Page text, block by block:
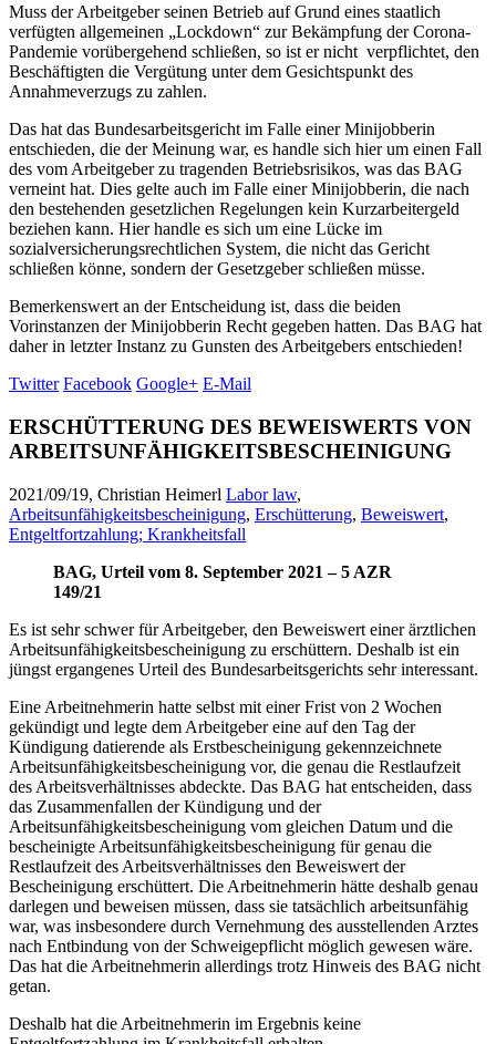
Muss der Arbeitgeber seinen Betrieb auf Grund eines staatlich
verfügten allgemeinen „Lockdown“ zur Bekämpfung der Corona-
Pandemie vorübergehend schließen, so ist er nicht verpflichtet, den
Beschäftigten die Vergütung unter dem Gesichtspunkt des
Annahmeverzugs zu zahlen.
Das hat das Bundesarbeitsgericht im Falle einer Minijobberin
entschieden, die der Meinung war, es handle sich hier um einen Fall
des vom Arbeitgeber zu tragenden Betriebsrisikos, was das BAG
verneint hat. Dies gelte auch im Falle einer Minijobberin, die nach
den bestehenden gesetzlichen Regelungen kein Kurzarbeitergeld
beziehen kann. Hier handle es sich um eine Lücke im
sozialversicherungsrechtlichen System, die nicht das Gericht
schließen könne, sondern der Gesetzgeber schließen müsse.
Bemerkenswert an der Entscheidung ist, dass die beiden
Vorinstanzen der Minijobberin Recht gegeben hatten. Das BAG hat
daher in letzter Instanz zu Gunsten des Arbeitgebers entschieden!
Twitter Facebook Google+ E-Mail
ERSCHÜTTERUNG DES BEWEISWERTS VON
ARBEITSUNFÄHIGKEITSBESCHEINIGUNG
2021/09/19, Christian Heimerl Labor law,
Arbeitsunfähigkeitsbescheinigung, Erschütterung, Beweiswert,
Entgeltfortzahlung; Krankheitsfall
BAG, Urteil vom 8. September 2021 – 5 AZR
149/21
Es ist sehr schwer für Arbeitgeber, den Beweiswert einer ärztlichen
Arbeitsunfähigkeitsbescheinigung zu erschüttern. Deshalb ist ein
jüngst ergangenes Urteil des Bundesarbeitsgerichts sehr interessant.
Eine Arbeitnehmerin hatte selbst mit einer Frist von 2 Wochen
gekündigt und legte dem Arbeitgeber eine auf den Tag der
Kündigung datierende als Erstbescheinigung gekennzeichnete
Arbeitsunfähigkeitsbescheinigung vor, die genau die Restlaufzeit
des Arbeitsverhältnisses abdeckte. Das BAG hat entscheiden, dass
das Zusammenfallen der Kündigung und der
Arbeitsunfähigkeitsbescheinigung vom gleichen Datum und die
bescheinigte Arbeitsunfähigkeitsbescheinigung für genau die
Restlaufzeit des Arbeitsverhältnisses den Beweiswert der
Bescheinigung erschüttert. Die Arbeitnehmerin hätte deshalb genau
darlegen und beweisen müssen, dass sie tatsächlich arbeitsunfähig
war, was insbesondere durch Vernehmung des ausstellenden Arztes
nach Entbindung von der Schweigepflicht möglich gewesen wäre.
Das hat die Arbeitnehmerin allerdings trotz Hinweis des BAG nicht
getan.
Deshalb hat die Arbeitnehmerin im Ergebnis keine